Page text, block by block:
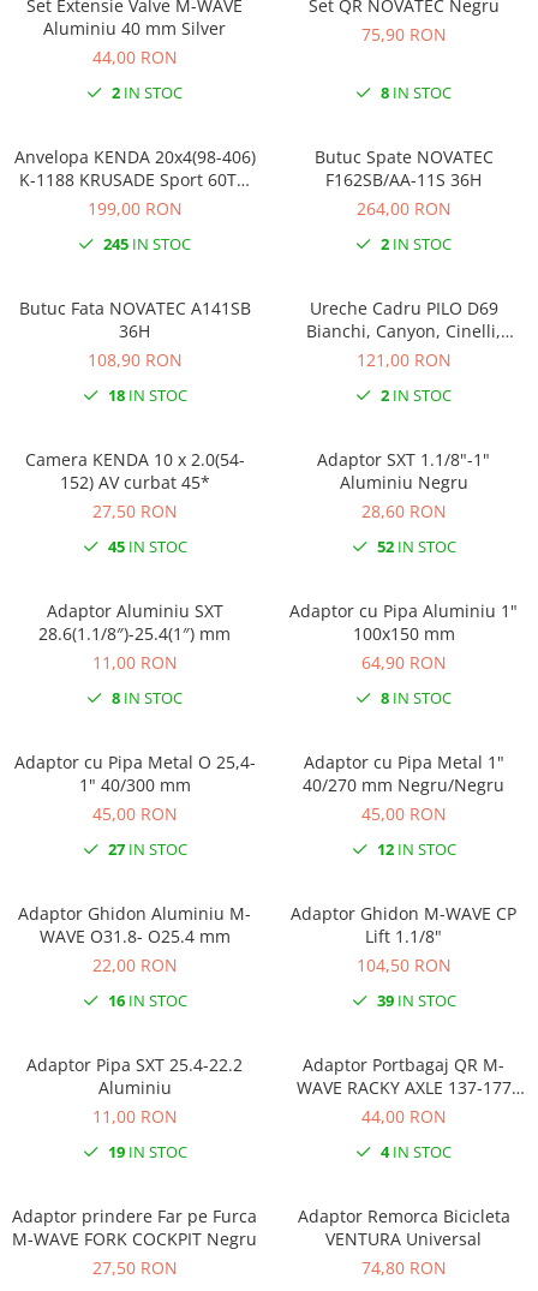
Cosuri pentru Biciclete
Ghidoline
Pedale
Pedale SPD
Accesorii Pedale
Protectii Cadru
Antifurturi
Aparatori noroi
Diverse
Accesorii Remorca
Roti ajutatoare
Scaune pentru Copii
ZA Missinglink
Solutii Tubeless
Spacere/Axe Butuci/Rulmenti
Camere de bicicleta
Accesorii Camere
Capete Cablu si Manta
Accesorii Frane Hidraulice
Distantiere
Thru Axle
Saboti Frana
Roti Spate
Set Roti
Suspensii Spate
Butuci Roata
Schimbator Pinioane
Schimbator Foi
Manete Schimbator
Jante
Angrenaje
Ureche cadru
Cuvete
Monobloc
Ochelari
Set Extensie Valve M-WAVE
Aluminiu 40 mm Silver
44,00 RON
2 IN STOC
Set QR NOVATEC Negru
75,90 RON
8 IN STOC
Anvelopa KENDA 20x4(98-406)
K-1188 KRUSADE Sport 60TPI
E-Bike
199,00 RON
245 IN STOC
Butuc Spate NOVATEC
F162SB/AA-11S 36H
264,00 RON
2 IN STOC
Butuc Fata NOVATEC A141SB
36H
108,90 RON
18IN STOC
Ureche Cadru PILO D69
Bianchi, Canyon, Cinelli,
Haibike, Kona, Ridley,
121,00 RON
2 IN STOC
Camera KENDA 10 x 2.0(54-
152) AV curbat 45*
27,50 RON
45IN STOC
Adaptor SXT 1.1/8"-1"
Aluminiu Negru
28,60 RON
52IN STOC
Adaptor Aluminiu SXT
28.6(1.1/8″)-25.4(1″) mm
11,00 RON
8 IN STOC
Adaptor cu Pipa Aluminiu 1"
100x150 mm
64,90 RON
8 IN STOC
Adaptor cu Pipa Metal O 25,4-
1" 40/300 mm
45,00 RON
27IN STOC
Adaptor cu Pipa Metal 1"
40/270 mm Negru/Negru
45,00 RON
12IN STOC
Adaptor Ghidon Aluminiu M-
WAVE O31.8- O25.4 mm
22,00 RON
16IN STOC
Adaptor Ghidon M-WAVE CP
Lift 1.1/8"
104,50 RON
39IN STOC
Adaptor Pipa SXT 25.4-22.2
Aluminiu
11,00 RON
19IN STOC
Adaptor Portbagaj QR M-
WAVE RACKY AXLE 137-177
mm
44,00 RON
4IN STOC
Adaptor prindere Far pe Furca
M-WAVE FORK COCKPIT Negru
27,50 RON
Adaptor Remorca Bicicleta
VENTURA Universal
74,80 RON